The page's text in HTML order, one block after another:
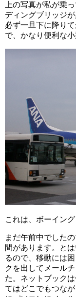
上の写真が私が乗
ディングブリッジ
必ず一旦下に降り
で、かなり便利な小
これは、ボーイン
まだ午前中でした
間があります。と
るので、移動には
クを出してメール
た。ネットブック
てはどこでもつな